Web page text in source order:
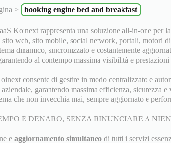
> booking engine bed and breakfast
Koinext rappresenta una soluzione all-in-one per
sito web, sito mobile, social network, portali, motori
dinamico, sincronizzato e costantemente
al contempo massima visibilità e
consente di gestire in modo centralizzato e
aziendale, garantendo massima efficienza, sicurezza
che non invecchia mai, sempre aggiornato e
E DENARO, SENZA RINUNCIARE A
e aggiornamento simultaneo di tutti i servizi